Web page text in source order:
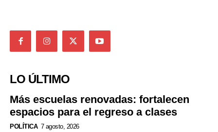
LO ÚLTIMO
Más escuelas renovadas: fortalecen
espacios para el regreso a clases
POLÍTICA 7 agosto, 2026